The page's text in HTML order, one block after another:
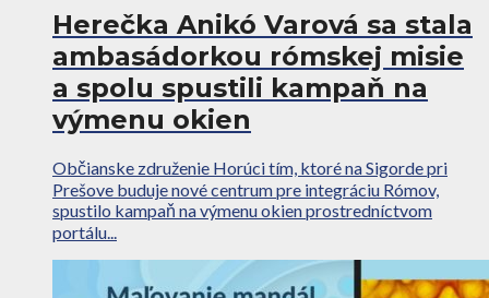
Herečka Anikó Varová sa stala
ambasádorkou rómskej misie
a spolu spustili kampaň na
výmenu okien
Občianske združenie Horúci tím, ktoré na Sigorde pri
Prešove buduje nové centrum pre integráciu Rómov,
spustilo kampaň na výmenu okien prostredníctvom
portálu...